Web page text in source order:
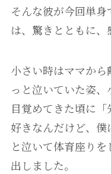
そんな彼が今回単
は、驚きとともに、
小さい時はママか
っと泣いていた姿
目覚めてきた頃に
好きなんだけど、僕
と泣いて体育座り
出しました。